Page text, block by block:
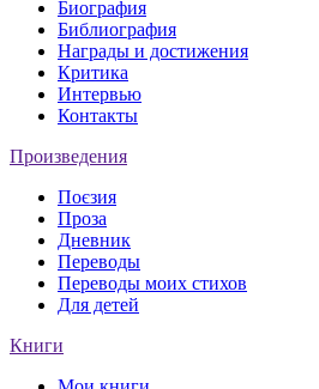
Биография
Библиография
Награды и достижения
Критика
Интервью
Контакты
Произведения
Поєзия
Проза
Дневник
Переводы
Переводы моих стихов
Для детей
Книги